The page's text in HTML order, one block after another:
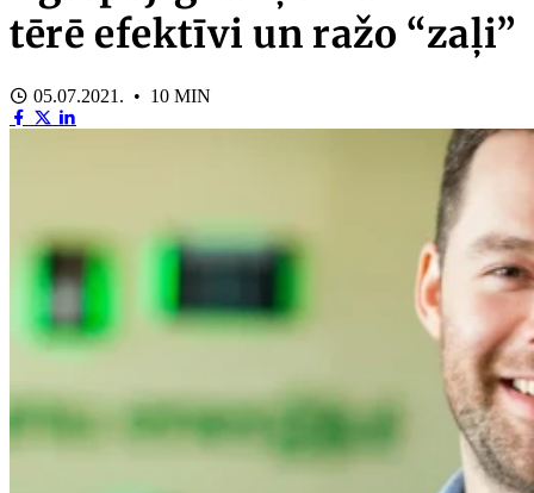
tērē efektīvi un ražo “zaļi”
05.07.2021. • 10 MIN